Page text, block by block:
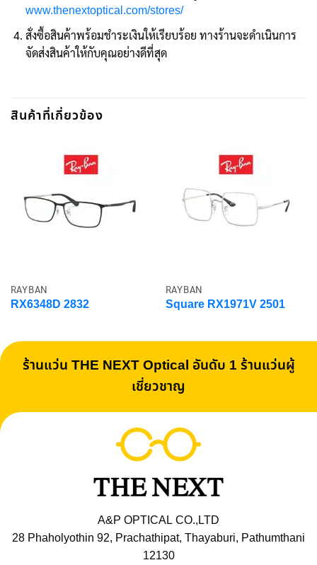
www.thenextoptical.com/stores/
สั่งซื้อสินค้าพร้อมชำระเงินให้เรียบร้อย ทางร้านจะดำเนินการ
จัดส่งสินค้าให้กับคุณอย่างดีที่สุด
สินค้าที่เกี่ยวข้อง
RAYBAN
RX6348D 2832
RAYBAN
Square RX1971V 2501
ร้านแว่น THE NEXT Optical อันดับ 1 ร้านแว่นผู้
เชี่ยวชาญ
A&P OPTICAL CO.,LTD
28 Phaholyothin 92, Prachathipat, Thayaburi, Pathumthani
12130